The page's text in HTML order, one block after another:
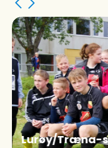
Golfbanen på
Drømmer du om å